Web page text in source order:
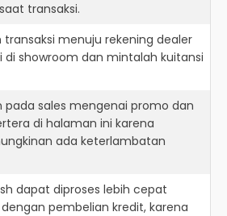
transaksi.
transaksi menuju rekening dealer
di showroom dan mintalah kuitansi
pada sales mengenai promo dan
di halaman ini karena
ada keterlambatan
dapat diproses lebih cepat
pembelian kredit, karena